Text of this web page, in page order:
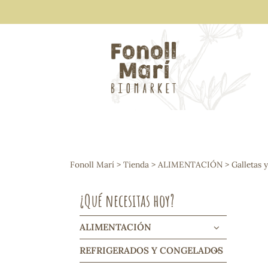
Arroces y legumbres
Frutos secos y snacks
Cereales, mueslis, hinchados y
Galletas y dulces
Vinos y cavas
Condimentos y salsas
Harinas y sémolas
Pasta
Fonoll Marí > Tienda > ALIMENTACIÓN > Galletas
¿Qué necesitas hoy?
ALIMENTACIÓN
REFRIGERADOS Y CONGELADOS